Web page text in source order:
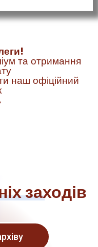
та отримання
наш офіційний
заходів